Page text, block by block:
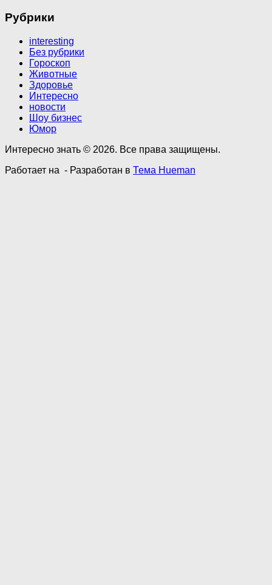
Рубрики
interesting
Без рубрики
Гороскоп
Животные
Здоровье
Интересно
новости
Шоу бизнес
Юмор
Интересно знать © 2026. Все права защищены.
Работает на - Разработан в Тема Hueman